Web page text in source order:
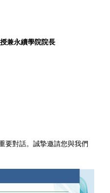
兼永續學院院長
要對話。誠摯邀請您與我們